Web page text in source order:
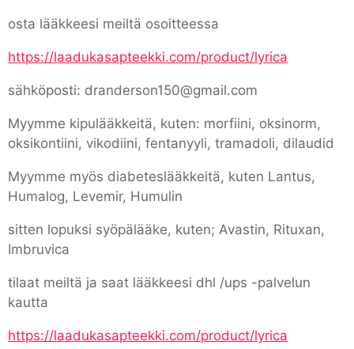
osta lääkkeesi meiltä osoitteessa
https://laadukasapteekki.com/product/lyrica
sähköposti: dranderson150@gmail.com
Myymme kipulääkkeitä, kuten: morfiini, oksinorm,
oksikontiini, vikodiini, fentanyyli, tramadoli, dilaudid
Myymme myös diabeteslääkkeitä, kuten Lantus,
Humalog, Levemir, Humulin
sitten lopuksi syöpälääke, kuten; Avastin, Rituxan,
Imbruvica
tilaat meiltä ja saat lääkkeesi dhl /ups -palvelun
kautta
https://laadukasapteekki.com/product/lyrica